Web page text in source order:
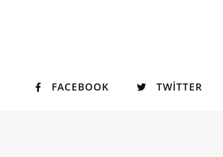
FACEBOOK TWITTER